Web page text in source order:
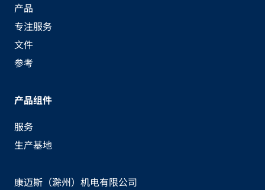
康迈斯（滁州）机电有限公司
产品
专注服务
文件
参考
产品组件
服务
生产基地